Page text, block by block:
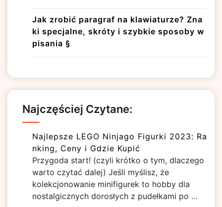
Jak zrobić paragraf na klawiaturze? Zna
ki specjalne, skróty i szybkie sposoby w
pisania §
Najczęściej Czytane:
Najlepsze LEGO Ninjago Figurki 2023: Ra
nking, Ceny i Gdzie Kupić
Przygoda start! (czyli krótko o tym, dlaczego
warto czytać dalej) Jeśli myślisz, że
kolekcjonowanie minifigurek to hobby dla
nostalgicznych dorosłych z pudełkami po …